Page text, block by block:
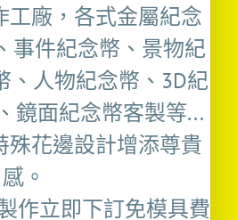
工廠，各式金屬紀念
事件紀念幣、景物紀
、人物紀念幣、3D紀
鏡面紀念幣客製等...
殊花邊設計增添尊貴
感。
作立即下訂免模具費